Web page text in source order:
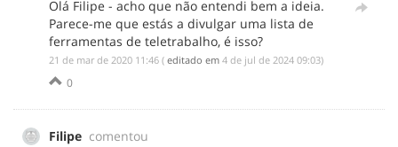
Olá Filipe - acho que não entendi bem a ideia.
Parece-me que estás a divulgar uma lista de
ferramentas de teletrabalho, é isso?
‎21 de mar de 2020 11:46 ( editado em ‎4 de jul de 2024 09:03)
0
Filipe comentou